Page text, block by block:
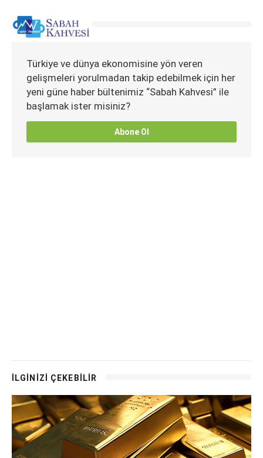
Türkiye ve dünya ekonomisine yön veren
gelişmeleri yorulmadan takip edebilmek için her
yeni güne haber bültenimiz “Sabah Kahvesi” ile
başlamak ister misiniz?
Abone Ol
İLGİNİZİ ÇEKEBİLİR